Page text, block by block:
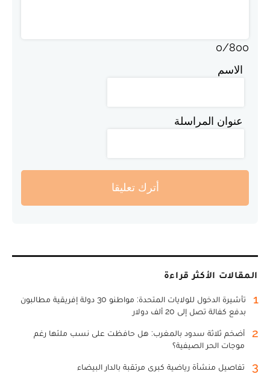
0/800
الاسم
عنوان المراسلة
أترك تعليقا
المقالات الأكثر قراءة
1
تأشيرة الدخول للولايات المتحدة: مواطنو 30 دولة إفريقية مطالبون
بدفع كفالة تصل إلى 20 ألف دولار
2
أضخم ثلاثة سدود بالمغرب: هل حافظت على نسب ملئها رغم
موجات الحر الصيفية؟
3 تفاصيل منشأة رياضية كبرى مرتقبة بالدار البيضاء